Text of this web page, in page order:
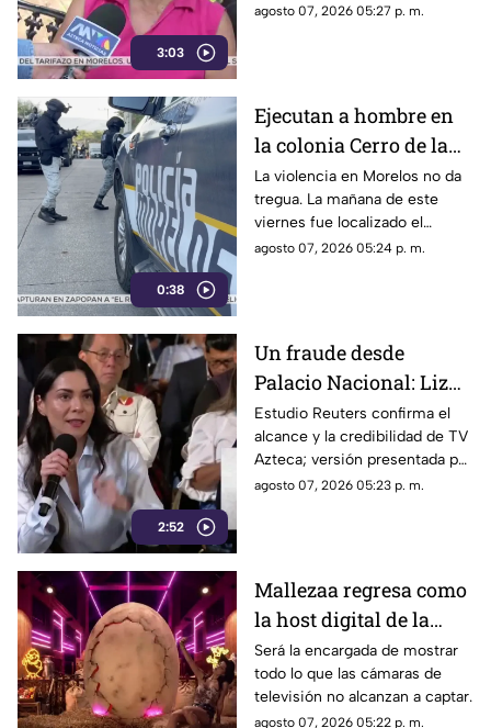
3:03
transporte público. Un mes,
al interior de las unidades.
agosto 07, 2026 05:27 p. m.
0:38
Ejecutan a hombre en
la colonia Cerro de la
Corona
La violencia en Morelos no da
tregua. La mañana de este
viernes fue localizado el
cuerpo de un hombre con
agosto 07, 2026 05:24 p. m.
2:52
Un fraude desde
Palacio Nacional: Liz
Vilchis intentó
desvirtuar estudio de
Reuters sobre la
credibilidad de TV
Estudio Reuters confirma el
alcance y la credibilidad de TV
Azteca; versión presentada por
Liz Vilchis fue cuestionada al
agosto 07, 2026 05:23 p. m.
Mallezaa regresa como
la host digital de la
segunda temporada de
La Granja VIP
Será la encargada de mostrar
todo lo que las cámaras de
televisión no alcanzan a captar.
agosto 07, 2026 05:22 p. m.